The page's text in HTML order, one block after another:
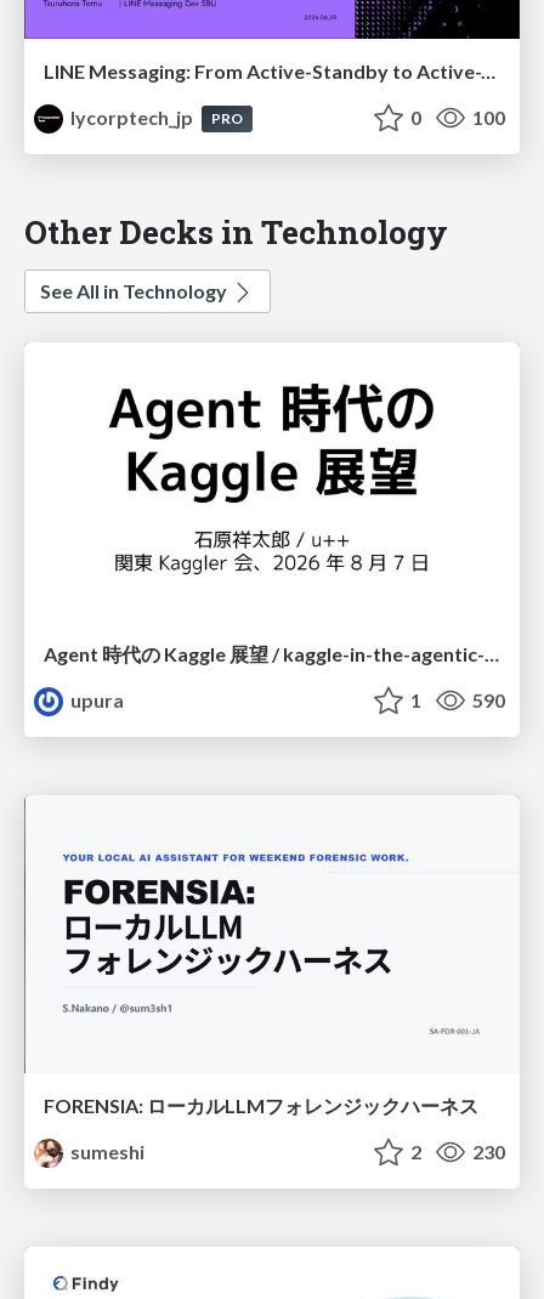
LINE Messaging: From Active-Standby to Active-Active Multi-DC Architecture
lycorptech_jp
PRO 0 100
Other Decks in Technology
See All in Technology
upura
1 590
FORENSIA: ローカルLLMフォレンジックハーネス
sumeshi
2 230